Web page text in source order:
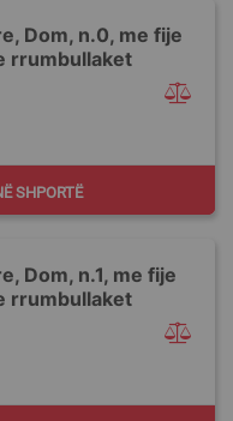
Dom, n.0, me fije
rrumbullaket
SHPORTË
Dom, n.1, me fije
rrumbullaket